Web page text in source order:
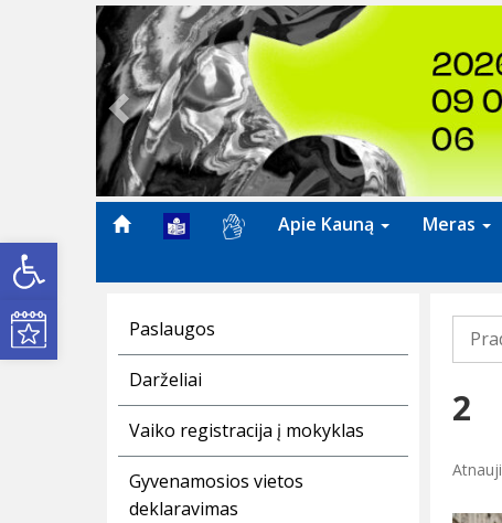
Open toolbar
Kultūros renginiai
Previous
Apie Kauną Meras
Paslaugos
Darželiai
Vaiko registracija į mokyklas
Gyvenamosios vietos
deklaravimas
2